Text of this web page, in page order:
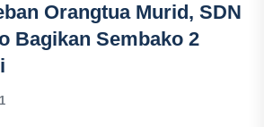
Orangtua Murid, SDN
Bagikan Sembako 2